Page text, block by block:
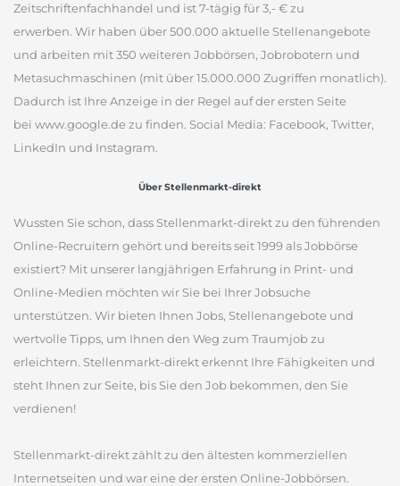
Zeitschriftenfachhandel und ist 7-tägig für 3,- € zu
erwerben. Wir haben über 500.000 aktuelle Stellenangebote
und arbeiten mit 350 weiteren Jobbörsen, Jobrobotern und
Metasuchmaschinen (mit über 15.000.000 Zugriffen monatlich).
Dadurch ist Ihre Anzeige in der Regel auf der ersten Seite
bei www.google.de zu finden. Social Media: Facebook, Twitter,
LinkedIn und Instagram.
Über Stellenmarkt-direkt
Wussten Sie schon, dass Stellenmarkt-direkt zu den führenden
Online-Recruitern gehört und bereits seit 1999 als Jobbörse
existiert? Mit unserer langjährigen Erfahrung in Print- und
Online-Medien möchten wir Sie bei Ihrer Jobsuche
unterstützen. Wir bieten Ihnen Jobs, Stellenangebote und
wertvolle Tipps, um Ihnen den Weg zum Traumjob zu
erleichtern. Stellenmarkt-direkt erkennt Ihre Fähigkeiten und
steht Ihnen zur Seite, bis Sie den Job bekommen, den Sie
verdienen!
Stellenmarkt-direkt zählt zu den ältesten kommerziellen
Internetseiten und war eine der ersten Online-Jobbörsen.